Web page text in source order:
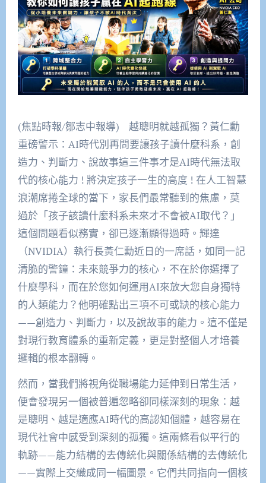
(焦點時報/鄒志中報導) 越聰明就越孤獨？黃仁勳
重磅警示：AI時代別再問要讓孩子讀什麼科系，創
造力、判斷力、說故事這三件事才是AI時代無法取
代的核心能力 ! 將決定孩子一生的高度 ! 在人工智慧
浪潮席捲全球的當下，家長們最常聽到的焦慮，莫
過於「孩子該讀什麼科系未來才不會被AI取代？」
這個問題看似務實，卻已逐漸顯得過時。輝達
（NVIDIA）執行長黃仁勳近日的一席話，如同一記
清脆的警鐘：未來競爭力的核心，不在於你選擇了
什麼學科，而在於您如何運用AI來放大您自身獨特
的人類能力？他明確點出三項不可或缺的核心能力
——創造力、判斷力，以及說故事的能力。這不僅是
對現行教育體系的重新定義，更是對整個人才培養
邏輯的根本翻轉。
然而，當我們將視角從職場能力延伸到日常生活，
便會發現另一個被普遍忽略卻同樣深刻的現象：越
是聰明、越是適應AI時代的高認知個體，越容易在
現代社會中感受到深刻的孤獨。這兩條看似平行的
軌跡——能力結構的去傳統化與關係結構的去傳統化
——實際上交織成同一幅圖景。它們共同指向一個核